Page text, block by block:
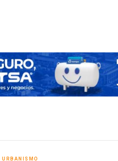
URBANISMO